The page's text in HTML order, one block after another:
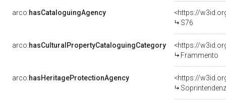
arco:hasCataloguingAgency
<https://
S76
arco:hasCulturalPropertyCataloguingCategory
<https://
Frammento
arco:hasHeritageProtectionAgency
<https://